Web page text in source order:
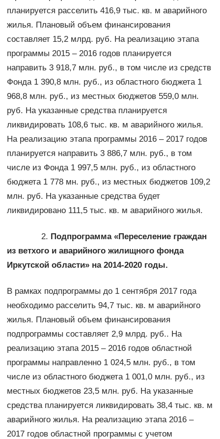
планируется расселить 416,9 тыс. кв. м аварийного
жилья. Плановый объем финансирования
составляет 15,2 млрд. руб. На реализацию этапа
программы 2015 – 2016 годов планируется
направить 3 918,7 млн. руб., в том числе из средств
Фонда 1 390,8 млн. руб., из областного бюджета 1
968,8 млн. руб., из местных бюджетов 559,0 млн.
руб. На указанные средства планируется
ликвидировать 108,6 тыс. кв. м аварийного жилья.
На реализацию этапа программы 2016 – 2017 годов
планируется направить 3 886,7 млн. руб., в том
числе из Фонда 1 997,5 млн. руб., из областного
бюджета 1 778 мн. руб., из местных бюджетов 109,2
млн. руб. На указанные средства будет
ликвидировано 111,5 тыс. кв. м аварийного жилья.
2. Подпрограмма «Переселение граждан
из ветхого и аварийного жилищного фонда
Иркутской области» на 2014-2020 годы.
В рамках подпрограммы до 1 сентября 2017 года
необходимо расселить 94,7 тыс. кв. м аварийного
жилья. Плановый объем финансирования
подпрограммы составляет 2,9 млрд. руб.. На
реализацию этапа 2015 – 2016 годов областной
программы направленно 1 024,5 млн. руб., в том
числе из областного бюджета 1 001,0 млн. руб., из
местных бюджетов 23,5 млн. руб. На указанные
средства планируется ликвидировать 38,4 тыс. кв. м
аварийного жилья. На реализацию этапа 2016 –
2017 годов областной программы с учетом